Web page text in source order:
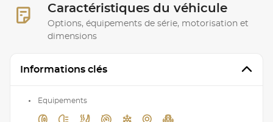
Caractéristiques du véhicule
Options, équipements de série, motorisation et
dimensions
Informations clés
Equipements